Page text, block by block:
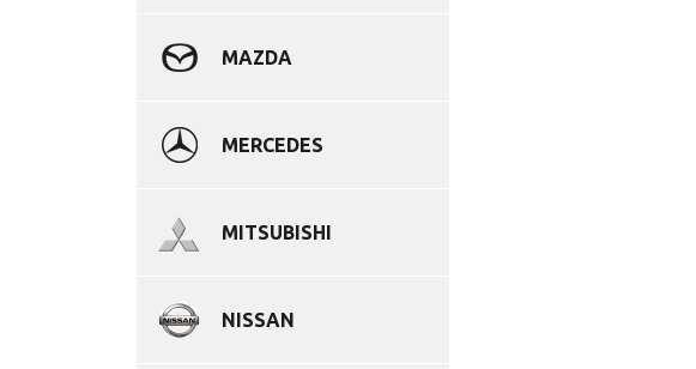
MAZDA
MERCEDES
MITSUBISHI
NISSAN